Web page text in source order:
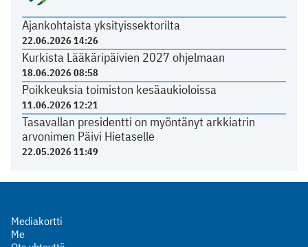
Ajankohtaista yksityissektorilta
22.06.2026 14:26
Kurkista Lääkäripäivien 2027 ohjelmaan
18.06.2026 08:58
Poikkeuksia toimiston kesäaukioloissa
11.06.2026 12:21
Tasavallan presidentti on myöntänyt arkkiatrin
arvonimen Päivi Hietaselle
22.05.2026 11:49
Mediakortti
Me